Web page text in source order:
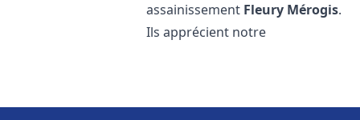
assainissement Fleury Mérogis.
Ils apprécient notre